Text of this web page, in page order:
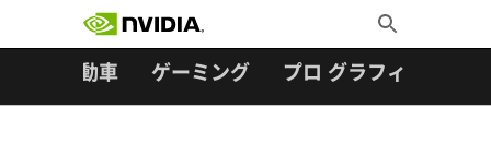
Toggle
Search
自動車 ゲーミング プロ グラフィックス